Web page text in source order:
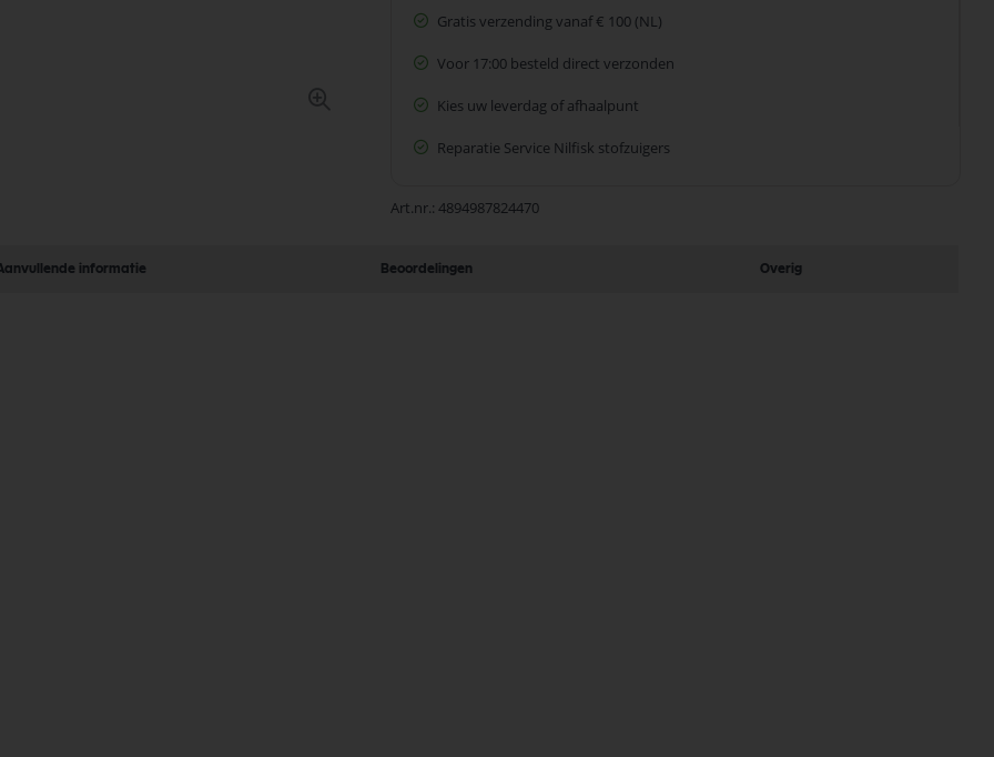
Gratis verzending vanaf € 100 (NL)
Voor 17:00 besteld direct verzonden
Kies uw leverdag of afhaalpunt
Reparatie Service Nilfisk stofzuigers
Art.nr. 4894987824470
informatie Beoordelingen Overig